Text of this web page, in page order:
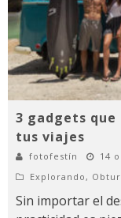
3 gadgets
tus viajes
fotofestín
14
Explorando ,
Sin importar el